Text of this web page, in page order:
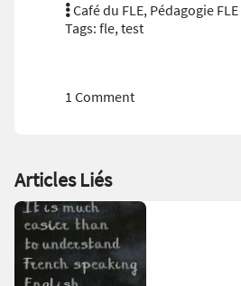
Café du FLE, Pédagogie FLE
Tags: fle,test
1 Comment
Articles Liés